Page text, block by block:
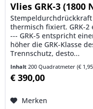
Vlies GRK-3
thermisch fixiert. GRK-
--- GRK-5 entspricht
höher die GRK-Klasse
Trennschutz, desto...
Inhalt200 Quadratmeter(€
€ 390,00
Merken